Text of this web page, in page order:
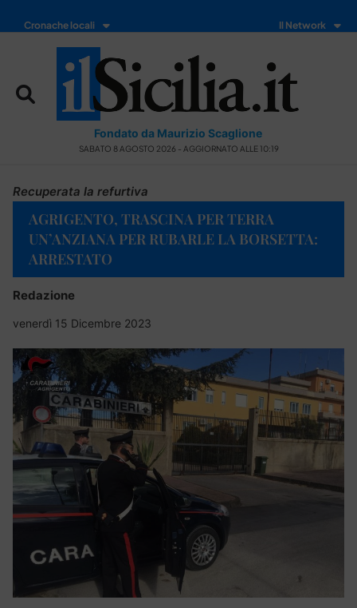
Cronache locali Il Network
Fondato da Maurizio Scaglione
SABATO 8 AGOSTO 2026 - AGGIORNATO ALLE 10:19
Recuperata la refurtiva
AGRIGENTO, TRASCINA PER TERRA
UN’ANZIANA PER RUBARLE LA BORSETTA:
ARRESTATO
Redazione
venerdì 15 Dicembre 2023